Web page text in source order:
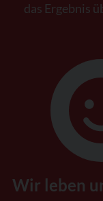
das Ergebnis
Wir leben